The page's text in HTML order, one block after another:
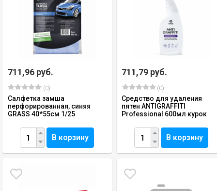
711,96 руб.
(0)
Салфетка замша
перфорированная, синяя
GRASS 40*55см 1/25
В корзину
711,79 руб.
(0)
Средство для удаления
пятен ANTIGRAFFITI
Professional 600мл курок
В корзину